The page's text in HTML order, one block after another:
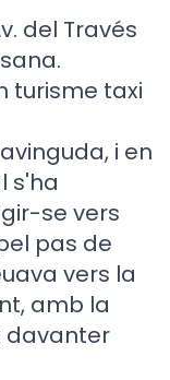
del Través
turisme taxi
i en
s'ha
se vers
pas de
vers la
amb la
davanter